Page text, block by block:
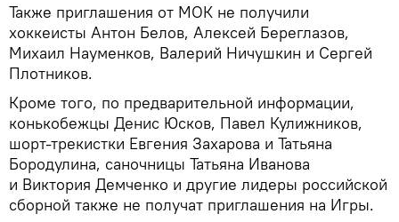
Также приглашения от МОК не получили
хоккеисты Антон Белов, Алексей Береглазов,
Михаил Науменков, Валерий Ничушкин и Сергей
Плотников.
Кроме того, по предварительной информации,
конькобежцы Денис Юсков, Павел Кулижников,
шорт-трекистки Евгения Захарова и Татьяна
Бородулина, саночницы Татьяна Иванова
и Виктория Демченко и другие лидеры российской
сборной также не получат приглашения на Игры.